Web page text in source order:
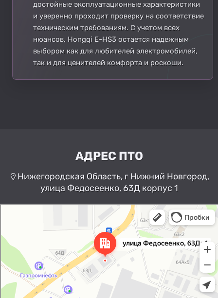
достойные эксплуатационные характеристики
и уверенно проходит проверку на соответствие
техническим требованиям. С учетом всех
нюансов, Hongqi E-HS3 остается надежным
выбором как для любителей электромобилей,
так и для ценителей комфорта и роскоши.
АДРЕС ПТО
Нижегородская Область, г Нижний Новгород,
улица Федосеенко, 63Д корпус 1
Нижний Новгород
Улица Федосеенко, 63Дк1 —
Яндекс Карты